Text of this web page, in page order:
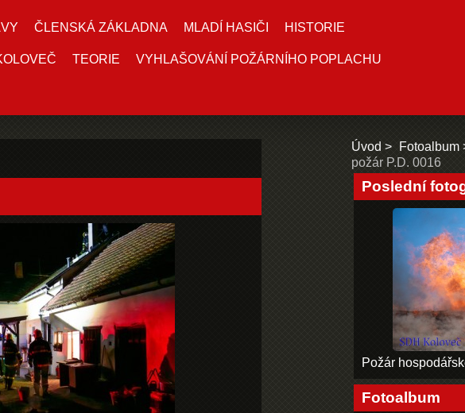
ČLENSKÁ ZÁKLADNA MLADÍ HASIČI HISTORIE
TEORIE VYHLAŠOVÁNÍ POŽÁRNÍHO POPLACHU
Úvod Fotoalbum
požár P.D. 0016
Poslední
Požár
Fotoalbum